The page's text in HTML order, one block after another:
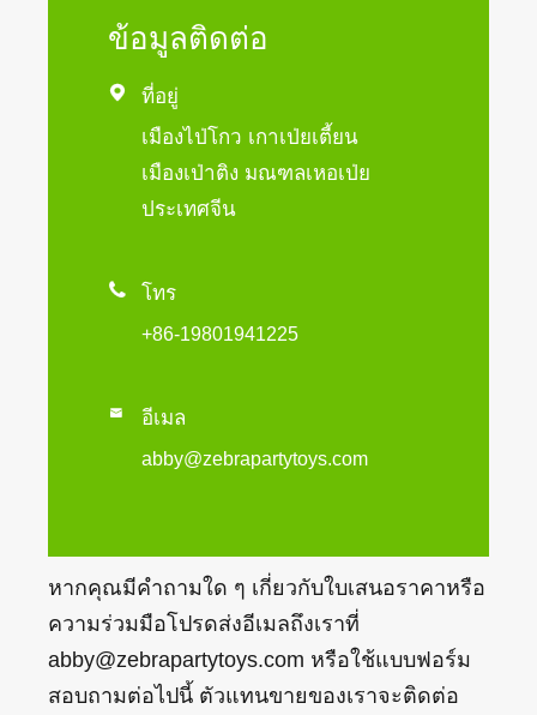
ข้อมูลติดต่อ

ที่อยู่
เมืองไป่โกว เกาเป่ยเตี้ยน
เมืองเป่าติง มณฑลเหอเป่ย
ประเทศจีน
 โทร
+86-19801941225
 อีเมล
abby@zebrapartytoys.com
หากคุณมีคำถามใด ๆ เกี่ยวกับใบเสนอราคาหรือ
ความร่วมมือโปรดส่งอีเมลถึงเราที่
abby@zebrapartytoys.com หรือใช้แบบฟอร์ม
สอบถามต่อไปนี้ ตัวแทนขายของเราจะติดต่อ